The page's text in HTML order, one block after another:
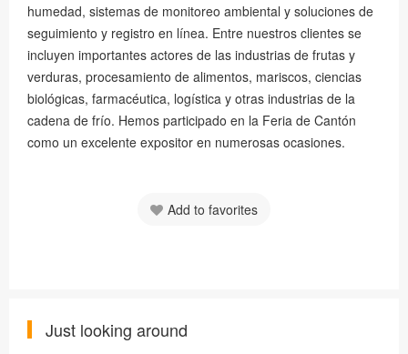
humedad, sistemas de monitoreo ambiental y soluciones de
seguimiento y registro en línea. Entre nuestros clientes se
incluyen importantes actores de las industrias de frutas y
verduras, procesamiento de alimentos, mariscos, ciencias
biológicas, farmacéutica, logística y otras industrias de la
cadena de frío. Hemos participado en la Feria de Cantón
como un excelente expositor en numerosas ocasiones.
Add to favorites
Just looking around